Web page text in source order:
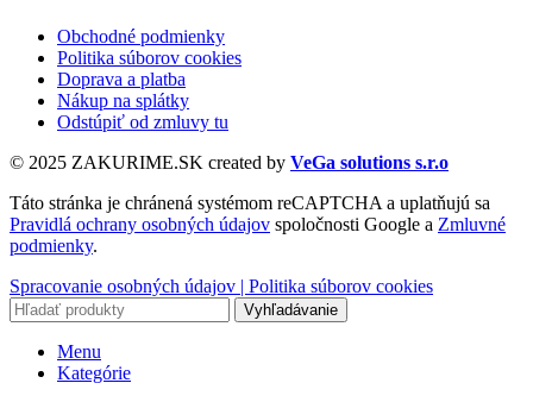
Obchodné podmienky
Politika súborov cookies
Doprava a platba
Nákup na splátky
Odstúpiť od zmluvy tu
© 2025 ZAKURIME.SK created by VeGa solutions s.r.o
Táto stránka je chránená systémom reCAPTCHA a uplatňujú sa
Pravidlá ochrany osobných údajov spoločnosti Google a Zmluvné
podmienky.
Spracovanie osobných údajov | Politika súborov cookies
Vyhľadávanie
Menu
Kategórie